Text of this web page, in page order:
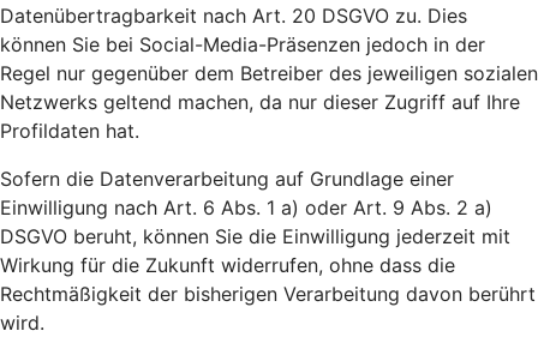
Datenübertragbarkeit nach Art. 20 DSGVO zu. Dies
können Sie bei Social-Media-Präsenzen jedoch in der
Regel nur gegenüber dem Betreiber des jeweiligen sozialen
Netzwerks geltend machen, da nur dieser Zugriff auf Ihre
Profildaten hat.
Sofern die Datenverarbeitung auf Grundlage einer
Einwilligung nach Art. 6 Abs. 1 a) oder Art. 9 Abs. 2 a)
DSGVO beruht, können Sie die Einwilligung jederzeit mit
Wirkung für die Zukunft widerrufen, ohne dass die
Rechtmäßigkeit der bisherigen Verarbeitung davon berührt
wird.